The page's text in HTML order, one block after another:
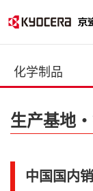
化学制品
生产基地
中国国内